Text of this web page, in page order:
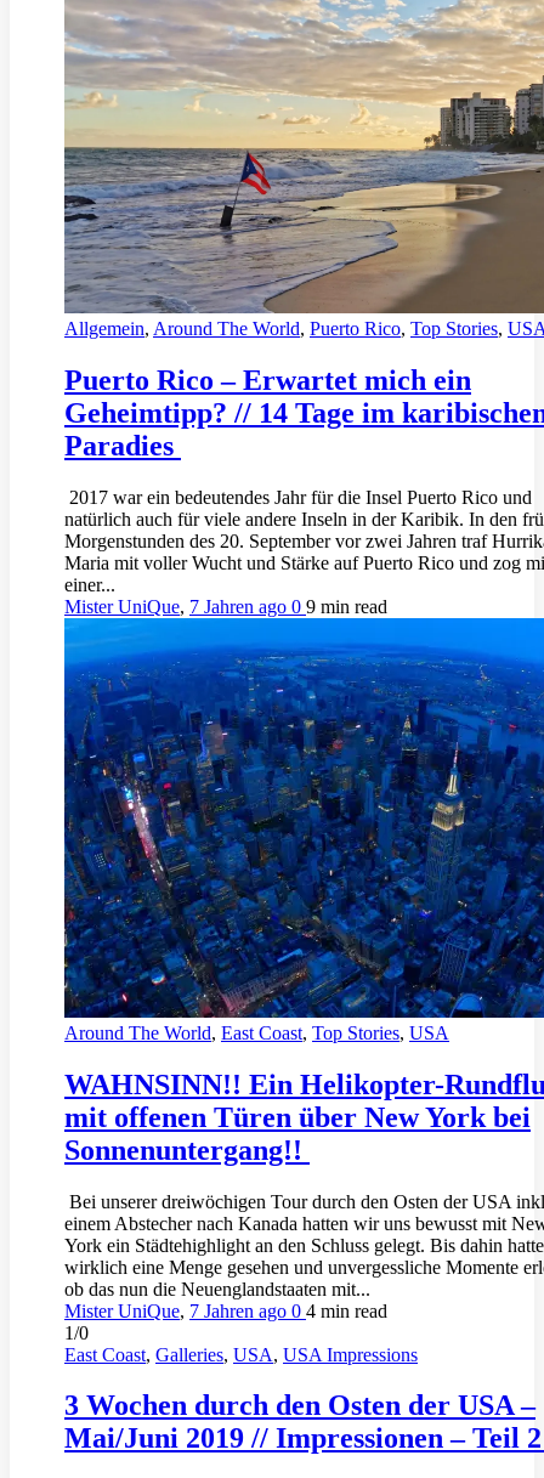
Allgemein, Around The World, Puerto Rico, Top Stories,
Puerto Rico – Erwartet mich ein
Geheimtipp? // 14 Tage im
Paradies
2017 war ein bedeutendes Jahr für die Insel Puerto Rico und
natürlich auch für viele andere Inseln in der Karibik. In den
Morgenstunden des 20. September vor zwei Jahren traf
Maria mit voller Wucht und Stärke auf Puerto Rico und zog
einer...
Mister UniQue, 7 Jahren ago 0 9 min read
Around The World, East Coast, Top Stories, USA
WAHNSINN!! Ein Helikopter-
mit offenen Türen über New York bei
Sonnenuntergang!!
Bei unserer dreiwöchigen Tour durch den Osten der USA
einem Abstecher nach Kanada hatten wir uns bewusst mit
York ein Städtehighlight an den Schluss gelegt. Bis dahin
wirklich eine Menge gesehen und unvergessliche Momente
ob das nun die Neuenglandstaaten mit...
Mister UniQue, 7 Jahren ago 0 4 min read
1/0
East Coast, Galleries, USA, USA Impressions
3 Wochen durch den Osten der USA –
Mai/Juni 2019 // Impressionen – Teil